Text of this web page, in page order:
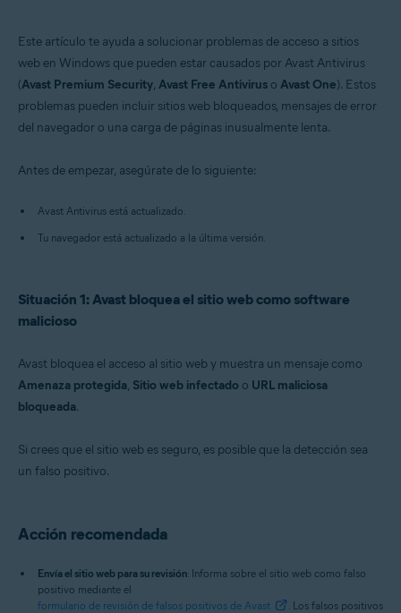
Avast Free Antivirus
Avast One
Windows
Este artículo te ayuda a solucionar problemas de acceso a sitios
web en Windows que pueden estar causados por Avast Antivirus
(Avast Premium Security, Avast Free Antivirus o Avast One). Estos
problemas pueden incluir sitios web bloqueados, mensajes de error
del navegador o una carga de páginas inusualmente lenta.
Antes de empezar, asegúrate de lo siguiente:
Avast Antivirus está actualizado.
Tu navegador está actualizado a la última versión.
Situación 1: Avast bloquea el sitio web como software
malicioso
Avast bloquea el acceso al sitio web y muestra un mensaje como
Amenaza protegida, Sitio web infectado o URL maliciosa
bloqueada.
Si crees que el sitio web es seguro, es posible que la detección sea
un falso positivo.
Acción recomendada
Envía el sitio web para su revisión: Informa sobre el sitio web como falso
positivo mediante el
formulario de revisión de falsos positivos de Avast
. Los falsos positivos